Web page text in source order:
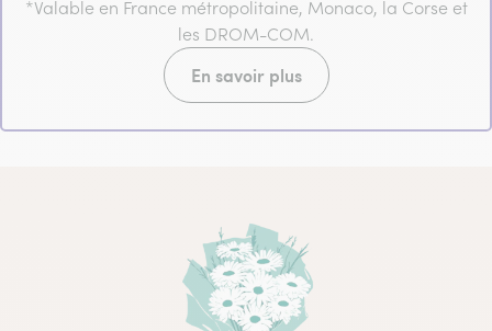
*Valable en France métropolitaine, Monaco, la Corse et
les DROM-COM.
En savoir plus